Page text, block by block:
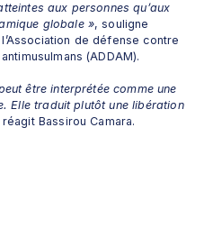
aux personnes qu’aux
globale », souligne
de défense contre
(ADDAM).
être interprétée comme une
Elle traduit plutôt une libération
réagit Bassirou Camara.